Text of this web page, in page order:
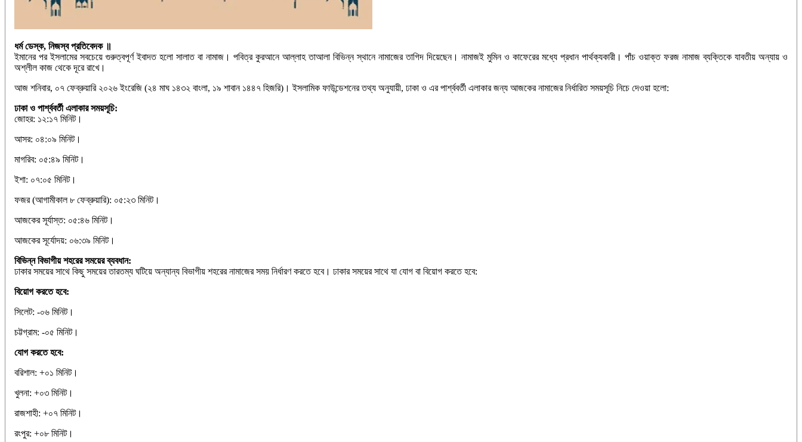
ধর্ম ডেস্ক, নিজস্ব প্রতিবেদক ॥
ইমানের পর ইসলামের সবচেয়ে গুরুত্বপূর্ণ ইবাদত হলো সালাত বা নামাজ। পবিত্র কুরআনে আল্লাহ তাআলা বিভিন্ন স্থানে নামাজের তাগিদ দিয়েছেন। নামাজই মুমিন ও কাফেরের মধ্যে প্রধান পার্থক্যকারী। পাঁচ ওয়াক্ত ফরজ নামাজ ব্যক্তিকে যাবতীয় অন্যায় ও
অশ্লীল কাজ থেকে দূরে রাখে।
আজ শনিবার, ০৭ ফেব্রুয়ারি ২০২৬ ইংরেজি (২৪ মাঘ ১৪৩২ বাংলা, ১৯ শাবান ১৪৪৭ হিজরি)। ইসলামিক ফাউন্ডেশনের তথ্য অনুযায়ী, ঢাকা ও এর পার্শ্ববর্তী এলাকার জন্য আজকের নামাজের নির্ধারিত সময়সূচি নিচে দেওয়া হলো:
ঢাকা ও পার্শ্ববর্তী এলাকার সময়সূচি:
জোহর: ১২:১৭ মিনিট।
আসর: ০৪:০৯ মিনিট।
মাগরিব: ০৫:৪৯ মিনিট।
ইশা: ০৭:০৫ মিনিট।
ফজর (আগামীকাল ৮ ফেব্রুয়ারি): ০৫:২৩ মিনিট।
আজকের সূর্যাস্ত: ০৫:৪৬ মিনিট।
আজকের সূর্যোদয়: ০৬:৩৯ মিনিট।
বিভিন্ন বিভাগীয় শহরের সময়ের ব্যবধান:
ঢাকার সময়ের সাথে কিছু সময়ের তারতম্য ঘটিয়ে অন্যান্য বিভাগীয় শহরের নামাজের সময় নির্ধারণ করতে হবে। ঢাকার সময়ের সাথে যা যোগ বা বিয়োগ করতে হবে:
বিয়োগ করতে হবে:
সিলেট: -০৬ মিনিট।
চট্টগ্রাম: -০৫ মিনিট।
যোগ করতে হবে:
বরিশাল: +০১ মিনিট।
খুলনা: +০৩ মিনিট।
রাজশাহী: +০৭ মিনিট।
রংপুর: +০৮ মিনিট।